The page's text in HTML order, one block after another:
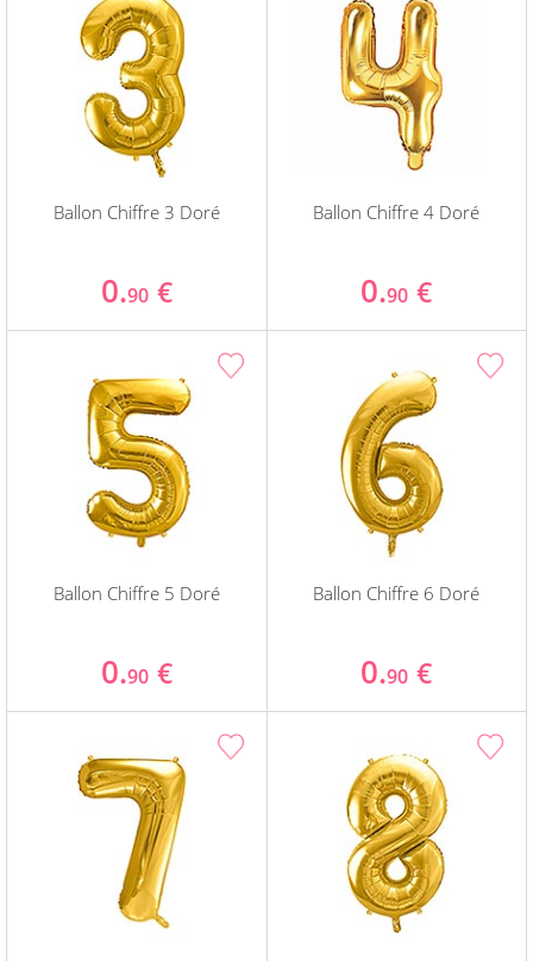
Ballon Chiffre 3 Doré
0.90 €
Ballon Chiffre 4 Doré
0.90 €
Ballon Chiffre 5 Doré
0.90 €
Ballon Chiffre 6 Doré
0.90 €